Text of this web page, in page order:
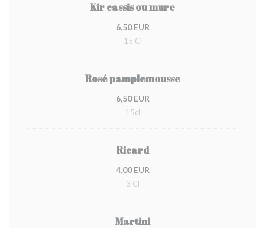
Kir cassis ou mure
6,50 EUR
15 Cl
Rosé pamplemousse
6,50 EUR
15cl
Ricard
4,00 EUR
3 Cl
Martini